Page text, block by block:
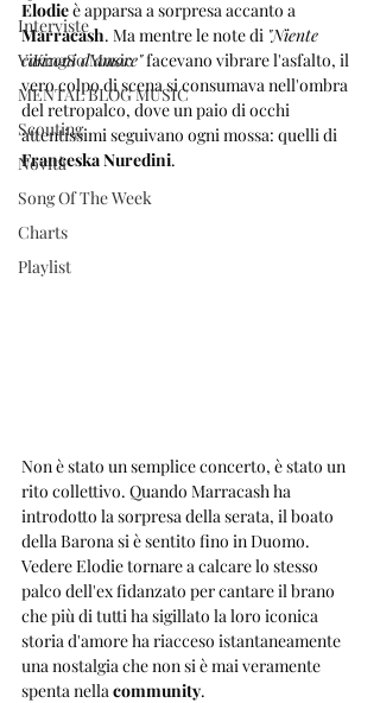
Interviste
ViKingSo Music
MENTAL BLOG MUSIC
Scouting
Novità
Song Of The Week
Charts
Playlist
Elodie è apparsa a sorpresa accanto a
Marracash. Ma mentre le note di "Niente
canzoni d'amore" facevano vibrare l'asfalto, il
vero colpo di scena si consumava nell'ombra
del retropalco, dove un paio di occhi
attentissimi seguivano ogni mossa: quelli di
Franceska Nuredini.
Non è stato un semplice concerto, è stato un
rito collettivo. Quando Marracash ha
introdotto la sorpresa della serata, il boato
della Barona si è sentito fino in Duomo.
Vedere Elodie tornare a calcare lo stesso
palco dell'ex fidanzato per cantare il brano
che più di tutti ha sigillato la loro iconica
storia d'amore ha riacceso istantaneamente
una nostalgia che non si è mai veramente
spenta nella community.